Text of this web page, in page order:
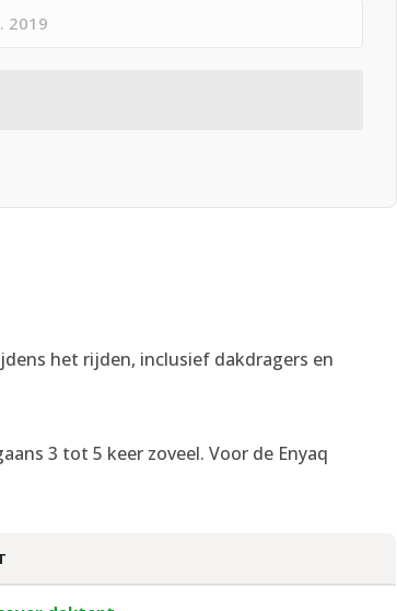
het rijden, inclusief dakdragers en
3 tot 5 keer zoveel. Voor de Enyaq